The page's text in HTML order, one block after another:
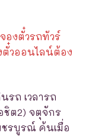
องตั๋วรถทัวร์
ตั๋วออนไลน์ต้อง
รถ เวลารถ
ชิต2) จตุจักร
ชรบูรณ์ ค้นเมื่อ